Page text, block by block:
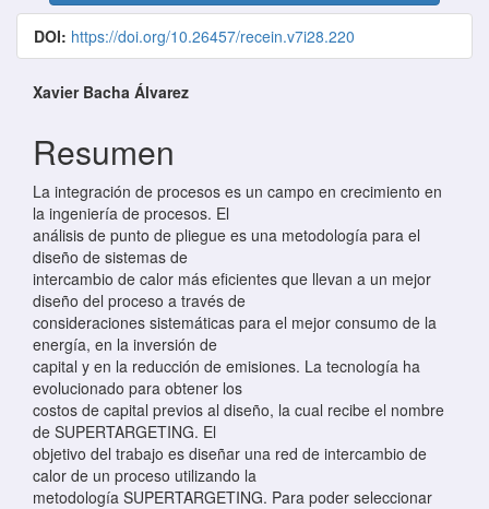
DOI: https://doi.org/10.26457/recein.v7i28.220
Contenido principal del artículo
Xavier Bacha Álvarez
Resumen
La integración de procesos es un campo en crecimiento en
la ingeniería de procesos. El
análisis de punto de pliegue es una metodología para el
diseño de sistemas de
intercambio de calor más eficientes que llevan a un mejor
diseño del proceso a través de
consideraciones sistemáticas para el mejor consumo de la
energía, en la inversión de
capital y en la reducción de emisiones. La tecnología ha
evolucionado para obtener los
costos de capital previos al diseño, la cual recibe el nombre
de SUPERTARGETING. El
objetivo del trabajo es diseñar una red de intercambio de
calor de un proceso utilizando la
metodología SUPERTARGETING. Para poder seleccionar